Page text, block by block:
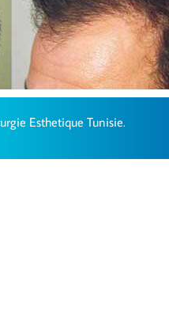
Esthetique Tunisie.